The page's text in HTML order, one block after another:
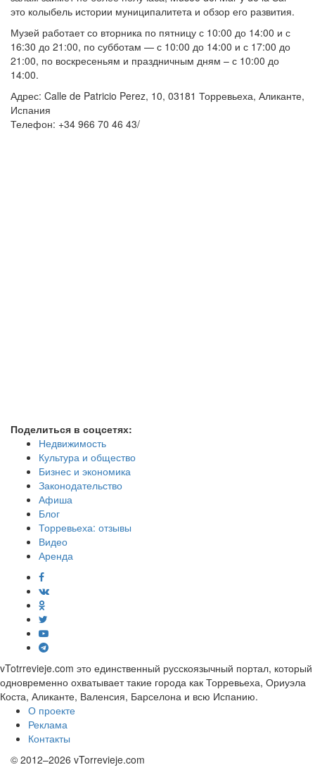
это колыбель истории муниципалитета и обзор его развития.
Музей работает со вторника по пятницу с 10:00 до 14:00 и с
16:30 до 21:00, по субботам — с 10:00 до 14:00 и с 17:00 до
21:00, по воскресеньям и праздничным дням – с 10:00 до
14:00.
Адрес: Calle de Patricio Perez, 10, 03181 Торревьеха, Аликанте,
Испания
Телефон: +34 966 70 46 43/
Поделиться в соцсетях:
Недвижимость
Культура и общество
Бизнес и экономика
Законодательство
Афиша
Блог
Торревьеха: отзывы
Видео
Аренда
vTotrrevieje.com это единственный русскоязычный портал, который
одновременно охватывает такие города как Торревьеха, Ориуэла
Коста, Аликанте, Валенсия, Барселона и всю Испанию.
О проекте
Реклама
Контакты
© 2012–2026 vTorrevieje.com